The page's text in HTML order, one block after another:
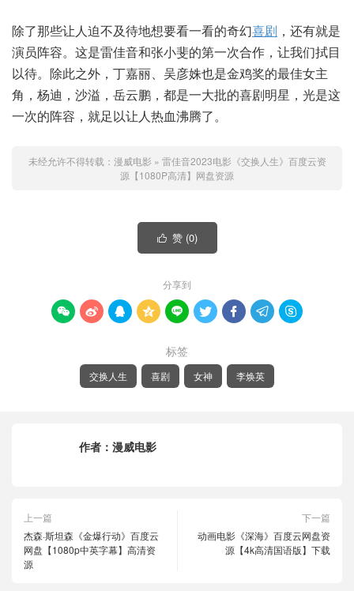
除了那些让人迫不及待地想要看一看的奇幻喜剧 ，还有就是
演员阵容。这是雷佳音和张小斐的第一次合作，让我们拭目
以待。除此之外，丁嘉丽、吴彦姝也是金鸡奖的最佳女主
角，杨迪，沙溢，岳云鹏，都是一大批的喜剧明星，光是这
一次的阵容，就足以让人热血沸腾了。
未经允许不得转载： 漫威电影 » 雷佳音2023电影《交换人生》百度云资
源【1080P高清】网盘资源
 赞 (0)
分享到
        
标签
交换人生 喜剧 女神 李焕英
作者： 漫威电影
上一篇
杰森·斯坦森《金爆行动》百度云
网盘【1080p中英字幕】高清资
源
下一篇
动画电影《深海》百度云网盘资
源【4k高清国语版】下载